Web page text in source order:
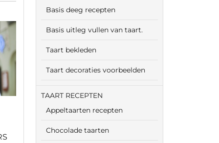
Basis deeg recepten
Basis uitleg vullen van taart.
Taart bekleden
Taart decoraties voorbeelden
TAART RECEPTEN
Appeltaarten recepten
Chocolade taarten